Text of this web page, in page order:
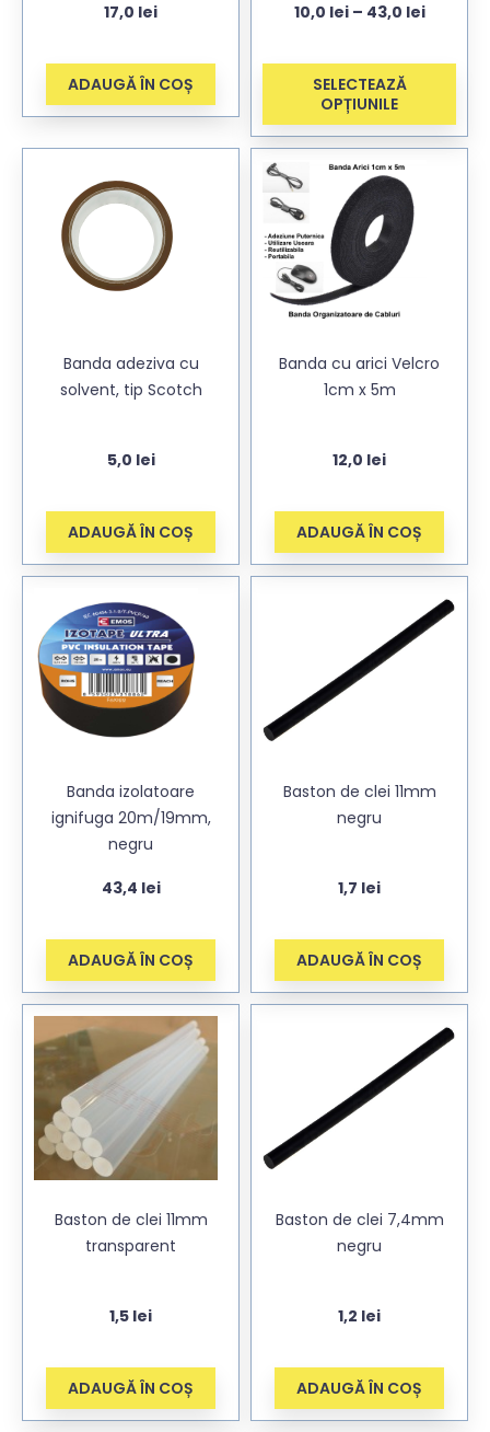
17,0 lei
ADAUGĂ ÎN COȘ
10,0 lei – 43,0 lei
SELECTEAZĂ
OPȚIUNILE
Banda adeziva cu
solvent, tip Scotch
5,0 lei
ADAUGĂ ÎN COȘ
Banda cu arici Velcro
1cm x 5m
12,0 lei
ADAUGĂ ÎN COȘ
Banda izolatoare
ignifuga 20m/19mm,
negru
43,4 lei
ADAUGĂ ÎN COȘ
Baston de clei 11mm
negru
1,7 lei
ADAUGĂ ÎN COȘ
Baston de clei 11mm
transparent
1,5 lei
ADAUGĂ ÎN COȘ
Baston de clei 7,4mm
negru
1,2 lei
ADAUGĂ ÎN COȘ